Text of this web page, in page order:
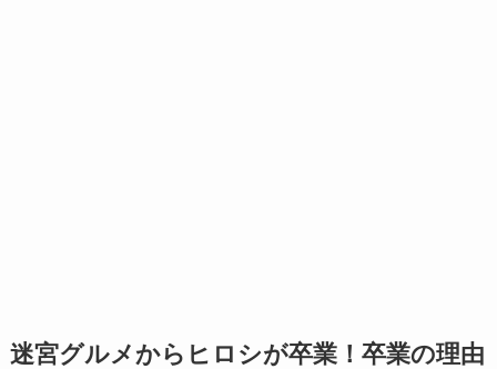
迷宮グルメからヒロシが卒業！卒業の理由